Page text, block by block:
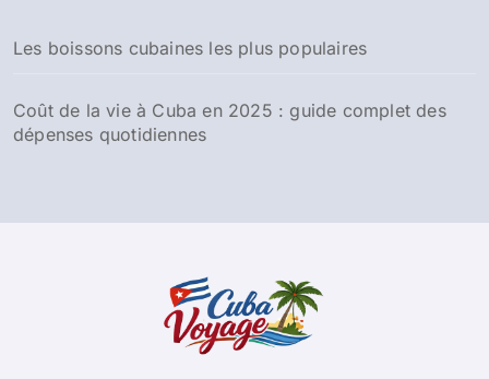
Les boissons cubaines les plus populaires
Coût de la vie à Cuba en 2025 : guide complet des
dépenses quotidiennes